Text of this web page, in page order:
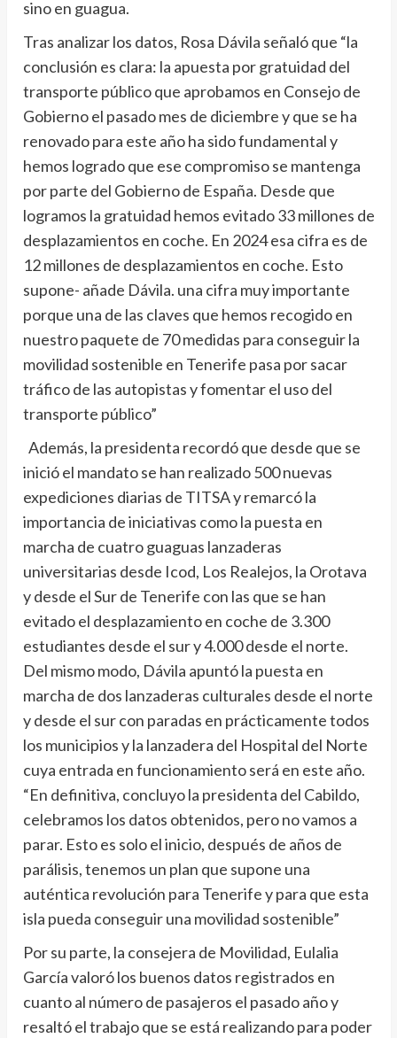
sino en guagua.
Tras analizar los datos, Rosa Dávila señaló que “la
conclusión es clara: la apuesta por gratuidad del
transporte público que aprobamos en Consejo de
Gobierno el pasado mes de diciembre y que se ha
renovado para este año ha sido fundamental y
hemos logrado que ese compromiso se mantenga
por parte del Gobierno de España. Desde que
logramos la gratuidad hemos evitado 33 millones de
desplazamientos en coche. En 2024 esa cifra es de
12 millones de desplazamientos en coche. Esto
supone- añade Dávila. una cifra muy importante
porque una de las claves que hemos recogido en
nuestro paquete de 70 medidas para conseguir la
movilidad sostenible en Tenerife pasa por sacar
tráfico de las autopistas y fomentar el uso del
transporte público”
Además, la presidenta recordó que desde que se
inició el mandato se han realizado 500 nuevas
expediciones diarias de TITSA y remarcó la
importancia de iniciativas como la puesta en
marcha de cuatro guaguas lanzaderas
universitarias desde Icod, Los Realejos, la Orotava
y desde el Sur de Tenerife con las que se han
evitado el desplazamiento en coche de 3.300
estudiantes desde el sur y 4.000 desde el norte.
Del mismo modo, Dávila apuntó la puesta en
marcha de dos lanzaderas culturales desde el norte
y desde el sur con paradas en prácticamente todos
los municipios y la lanzadera del Hospital del Norte
cuya entrada en funcionamiento será en este año.
“En definitiva, concluyo la presidenta del Cabildo,
celebramos los datos obtenidos, pero no vamos a
parar. Esto es solo el inicio, después de años de
parálisis, tenemos un plan que supone una
auténtica revolución para Tenerife y para que esta
isla pueda conseguir una movilidad sostenible”
Por su parte, la consejera de Movilidad, Eulalia
García valoró los buenos datos registrados en
cuanto al número de pasajeros el pasado año y
resaltó el trabajo que se está realizando para poder